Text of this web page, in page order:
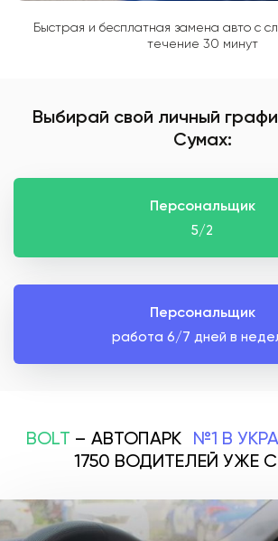
Быстрая и бесплатная замена авто с
течение 30 минут
Выбирай свой личный
Сумах:
Персональщик
5/2
Персональщик
работа 6/7 дней в
BOLT – АВТОПАРК №1 В
1750 ВОДИТЕЛЕЙ УЖЕ